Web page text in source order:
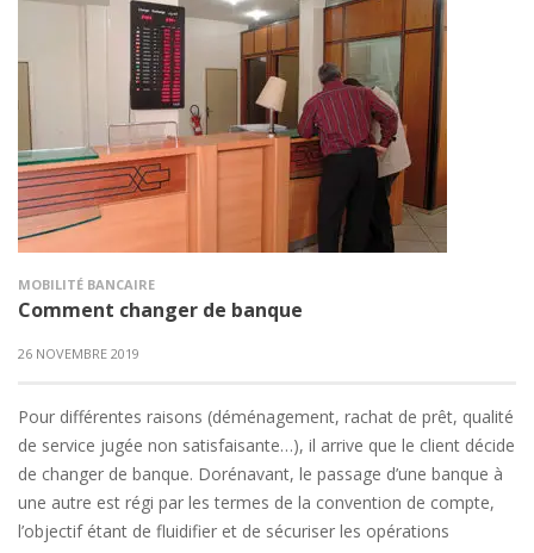
MOBILITÉ BANCAIRE
Comment changer de banque
26 NOVEMBRE 2019
Pour différentes raisons (déménagement, rachat de prêt, qualité
de service jugée non satisfaisante…), il arrive que le client décide
de changer de banque. Dorénavant, le passage d’une banque à
une autre est régi par les termes de la convention de compte,
l’objectif étant de fluidifier et de sécuriser les opérations